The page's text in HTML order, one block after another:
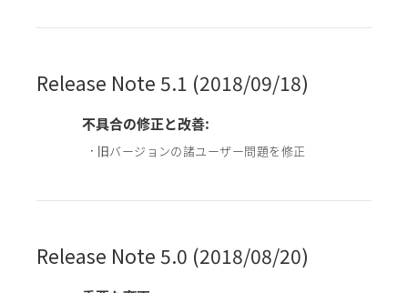
Release Note 5.1 (2018/09/18)
不具合の修正と改善:
• 旧バージョンの諸ユーザー問題を修正
Release Note 5.0 (2018/08/20)